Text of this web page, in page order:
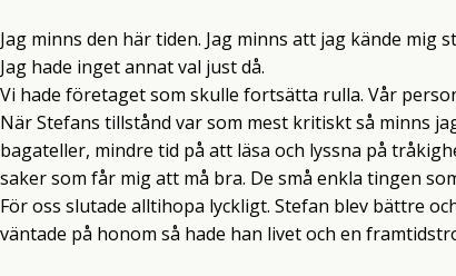
Jag minns den här tiden. Jag minns att jag kände
Jag hade inget annat val just då.
Vi hade företaget som skulle fortsätta rulla. Vår
När Stefans tillstånd var som mest kritiskt så minns
bagateller, mindre tid på att läsa och lyssna på
saker som får mig att må bra. De små enkla tingen
För oss slutade alltihopa lyckligt. Stefan blev bättre
väntade på honom så hade han livet och en